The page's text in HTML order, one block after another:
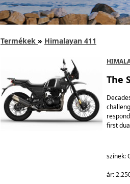
Termékek » Himalayan 411
The
first
színek:
ár: